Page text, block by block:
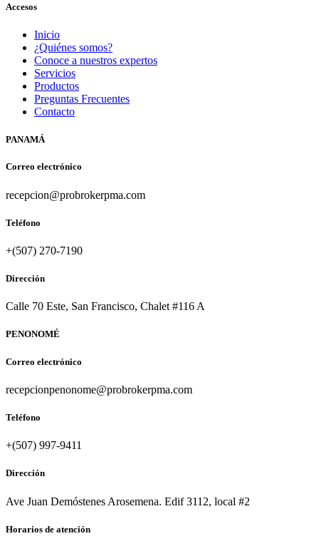
Accesos
Inicio
¿Quiénes somos?
Conoce a nuestros expertos
Servicios
Productos
Preguntas Frecuentes
Contacto
PANAMÁ
Correo electrónico
recepcion@probrokerpma.com
Teléfono
+(507) 270-7190
Dirección
Calle 70 Este, San Francisco, Chalet #116 A
PENONOMÉ
Correo electrónico
recepcionpenonome@probrokerpma.com
Teléfono
+(507) 997-9411
Dirección
Ave Juan Demóstenes Arosemena. Edif 3112, local #2
Horarios de atención